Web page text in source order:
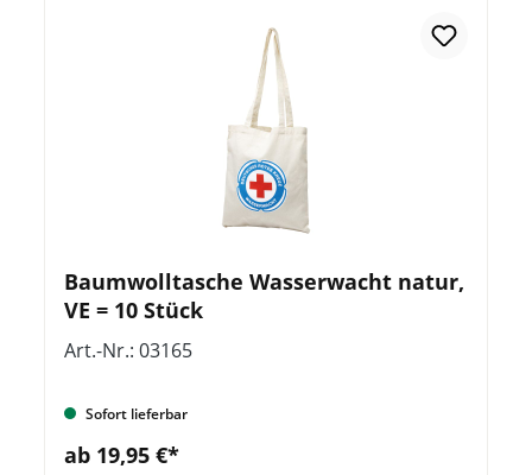
Baumwolltasche Wasserwacht natur,
VE = 10 Stück
Art.-Nr.: 03165
Sofort lieferbar
ab 19,95 €*